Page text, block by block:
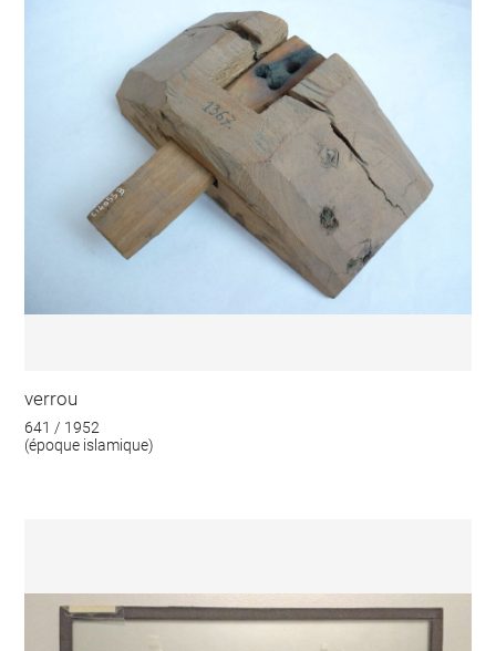
verrou
641 / 1952
(époque islamique)